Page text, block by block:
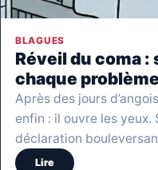
BLAGUES
Réveil du coma :
chaque problème
Après des jours
enfin : il ouvre les yeux.
déclaration
Lire